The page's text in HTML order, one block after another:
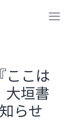
ここは
垣書
らせ